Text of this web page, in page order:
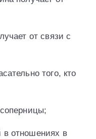
от связи с
того, кто
в отношениях в